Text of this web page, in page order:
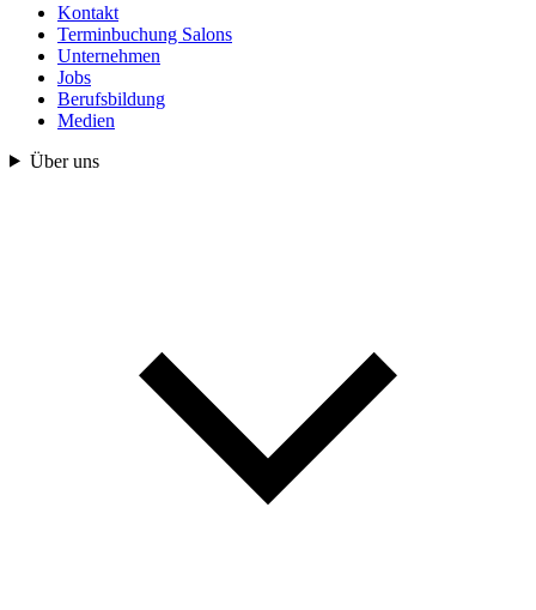
Kontakt
Terminbuchung Salons
Unternehmen
Jobs
Berufsbildung
Medien
Über uns